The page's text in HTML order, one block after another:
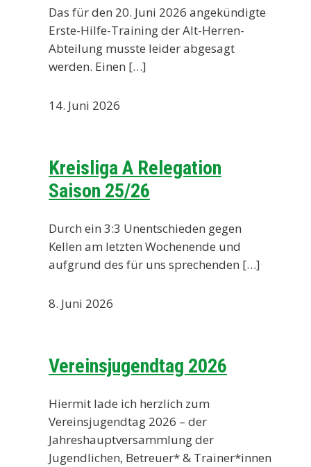
Das für den 20. Juni 2026 angekündigte
Erste-Hilfe-Training der Alt-Herren-
Abteilung musste leider abgesagt
werden. Einen […]
14. Juni 2026
Kreisliga A Relegation
Saison 25/26
Durch ein 3:3 Unentschieden gegen
Kellen am letzten Wochenende und
aufgrund des für uns sprechenden […]
8. Juni 2026
Vereinsjugendtag 2026
Hiermit lade ich herzlich zum
Vereinsjugendtag 2026 – der
Jahreshauptversammlung der
Jugendlichen, Betreuer* & Trainer*innen